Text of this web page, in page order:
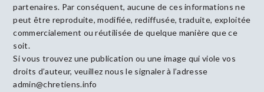
partenaires. Par conséquent, aucune de ces informations ne
peut être reproduite, modifiée, rediffusée, traduite, exploitée
commercialement ou réutilisée de quelque manière que ce
soit.
Si vous trouvez une publication ou une image qui viole vos
droits d’auteur, veuillez nous le signaler à l’adresse
admin@chretiens.info